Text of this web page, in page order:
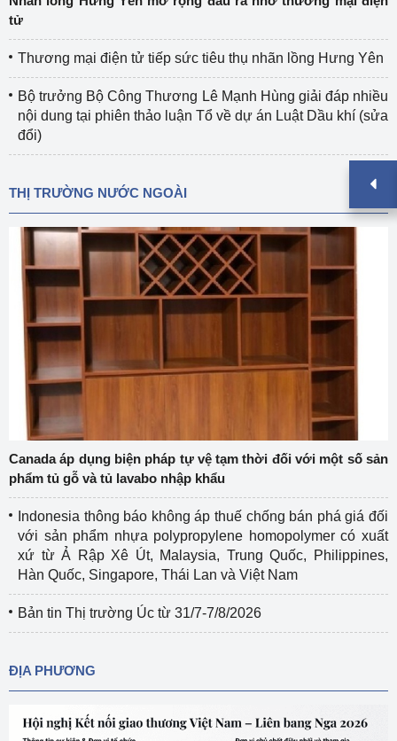
tử
Thương mại điện tử tiếp sức tiêu thụ nhãn lồng Hưng Yên
Bộ trưởng Bộ Công Thương Lê Mạnh Hùng giải đáp nhiều
nội dung tại phiên thảo luận Tổ về dự án Luật Dầu khí (sửa
đổi)
THỊ TRƯỜNG NƯỚC NGOÀI
Canada áp dụng biện pháp tự vệ tạm thời đối với một số sản
phẩm tủ gỗ và tủ lavabo nhập khẩu
Indonesia thông báo không áp thuế chống bán phá giá đối
với sản phẩm nhựa polypropylene homopolymer có xuất
xứ từ Ả Rập Xê Út, Malaysia, Trung Quốc, Philippines,
Hàn Quốc, Singapore, Thái Lan và Việt Nam
Bản tin Thị trường Úc từ 31/7-7/8/2026
ĐỊA PHƯƠNG